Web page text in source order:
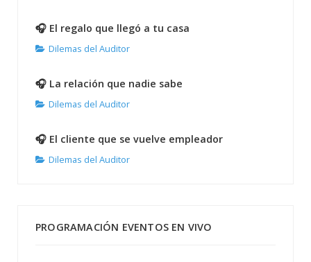
🎧 El regalo que llegó a tu casa
Dilemas del Auditor
🎧 La relación que nadie sabe
Dilemas del Auditor
🎧 El cliente que se vuelve empleador
Dilemas del Auditor
PROGRAMACIÓN EVENTOS EN VIVO